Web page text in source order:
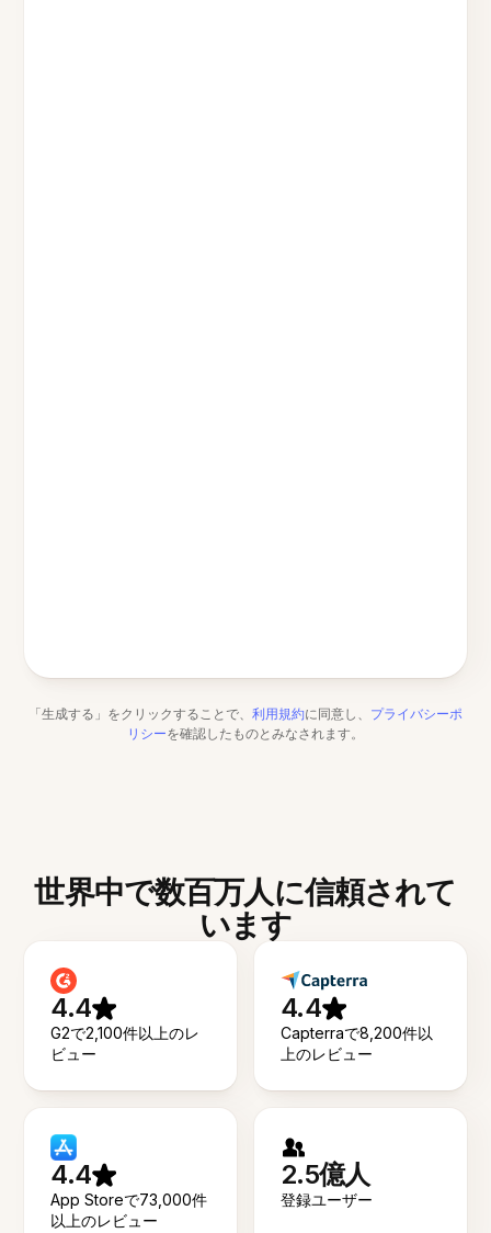
「生成する」をクリックすることで、 利用規約に同意し、 プライバシーポ
リシーを確認したものとみなされます。
世界中で数百万人に信頼されて
います
4.4
G2で2,100件以上のレ
ビュー
4.4
Capterraで8,200件以
上のレビュー
4.4
App Storeで73,000件
以上のレビュー
2.5億人
登録ユーザー